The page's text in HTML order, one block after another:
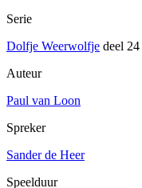
Serie
Dolfje Weerwolfje deel 24
Auteur
Paul van Loon
Spreker
Sander de Heer
Speelduur